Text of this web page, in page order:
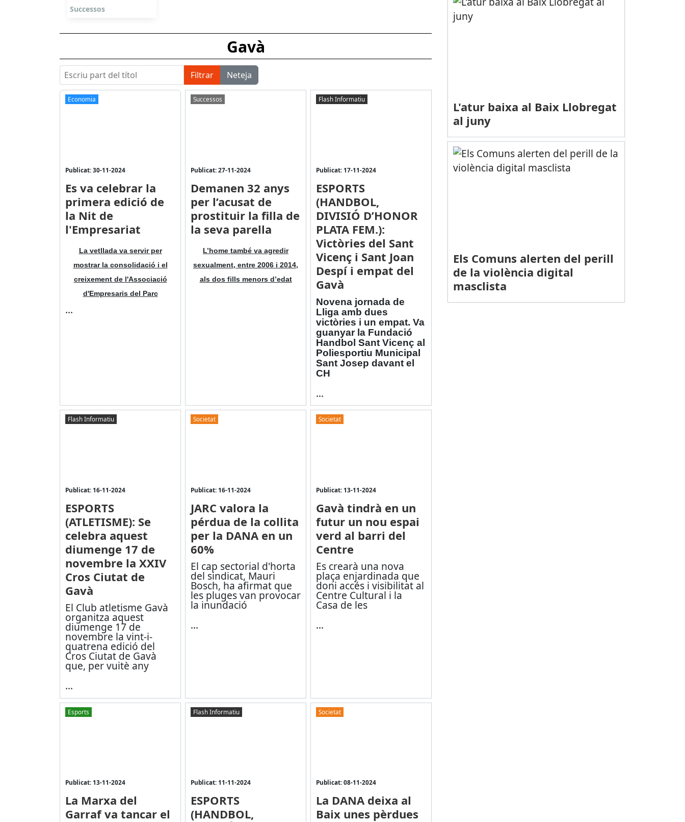
Successos
Gavà
Escriu part del títol Filtrar Neteja
Economia
Publicat: 30-11-2024
Es va celebrar la
primera edició de
la Nit de
l'Empresariat
La vetllada va servir per
mostrar la consolidació i el
creixement de l'Associació
d'Empresaris del Parc
...
Successos
Publicat: 27-11-2024
Demanen 32 anys
per l’acusat de
prostituir la filla de
la seva parella
L’home també va agredir
sexualment, entre 2006 i 2014,
als dos fills menors d’edat
Flash Informatiu
Publicat: 17-11-2024
ESPORTS
(HANDBOL,
DIVISIÓ D’HONOR
PLATA FEM.):
Victòries del Sant
Vicenç i Sant Joan
Despí i empat del
Gavà
Novena jornada de
Lliga amb dues
victòries i un empat. Va
guanyar la Fundació
Handbol Sant Vicenç al
Poliesportiu Municipal
Sant Josep davant el
CH
...
Flash Informatiu
Publicat: 16-11-2024
ESPORTS
(ATLETISME): Se
celebra aquest
diumenge 17 de
novembre la XXIV
Cros Ciutat de
Gavà
El Club atletisme Gavà
organitza aquest
diumenge 17 de
novembre la vint-i-
quatrena edició del
Cros Ciutat de Gavà
que, per vuitè any
...
Societat
Publicat: 16-11-2024
JARC valora la
pérdua de la collita
per la DANA en un
60%
El cap sectorial d'horta
del sindicat, Mauri
Bosch, ha afirmat que
les pluges van provocar
la inundació
...
Societat
Publicat: 13-11-2024
Gavà tindrà en un
futur un nou espai
verd al barri del
Centre
Es crearà una nova
plaça enjardinada que
doni accés i visibilitat al
Centre Cultural i la
Casa de les
...
Esports
Publicat: 13-11-2024
La Marxa del
Garraf va tancar el
Flash Informatiu
Publicat: 11-11-2024
ESPORTS
(HANDBOL,
Societat
Publicat: 08-11-2024
La DANA deixa al
Baix unes pèrdues
L'atur baixa al Baix Llobregat
al juny
Els Comuns alerten del perill
de la violència digital
masclista